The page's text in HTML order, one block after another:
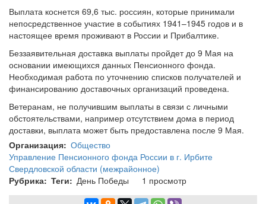
Выплата коснется 69,6 тыс. россиян, которые принимали
непосредственное участие в событиях 1941–1945 годов и в
настоящее время проживают в России и Прибалтике.
Беззаявительная доставка выплаты пройдет до 9 Мая на
основании имеющихся данных Пенсионного фонда.
Необходимая работа по уточнению списков получателей и
финансированию доставочных организаций проведена.
Ветеранам, не получившим выплаты в связи с личными
обстоятельствами, например отсутствием дома в период
доставки, выплата может быть предоставлена после 9 Мая.
Организация
Управление Пенсионного фонда России в г. Ирбите
Свердловской области (межрайонное)
Рубрика
Общество
Теги День Победы 1 просмотр